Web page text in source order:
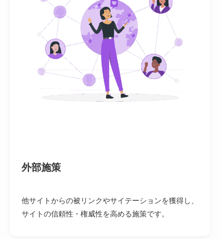
外部施策
他サイトからの被リンクやサイテーションを獲得し、
サイトの信頼性・権威性を高める施策です。